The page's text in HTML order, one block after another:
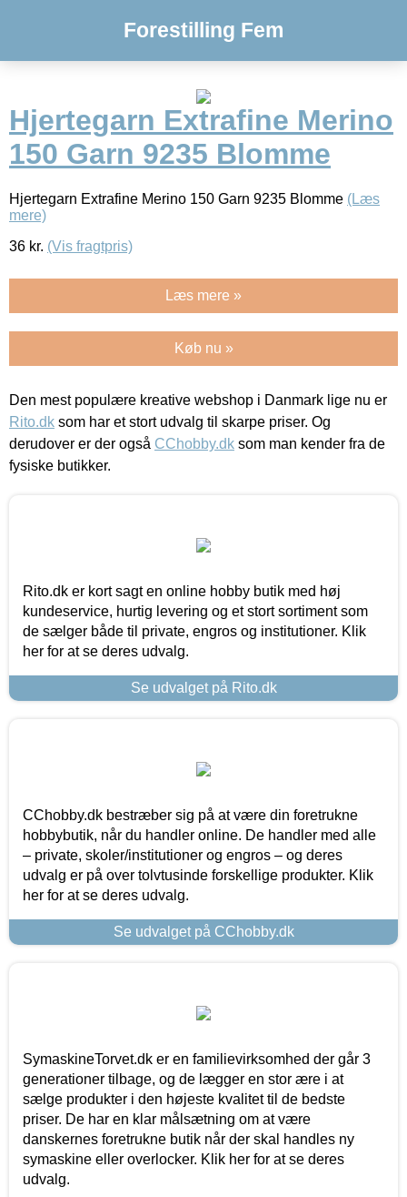
Forestilling Fem
Hjertegarn Extrafine Merino
150 Garn 9235 Blomme
Hjertegarn Extrafine Merino 150 Garn 9235 Blomme (Læs
mere)
36 kr. (Vis fragtpris)
Læs mere »
Køb nu »
Den mest populære kreative webshop i Danmark lige nu er
Rito.dk som har et stort udvalg til skarpe priser. Og
derudover er der også CChobby.dk som man kender fra de
fysiske butikker.
Rito.dk er kort sagt en online hobby butik med høj
kundeservice, hurtig levering og et stort sortiment som
de sælger både til private, engros og institutioner. Klik
her for at se deres udvalg.
Se udvalget på Rito.dk
CChobby.dk bestræber sig på at være din foretrukne
hobbybutik, når du handler online. De handler med alle
– private, skoler/institutioner og engros – og deres
udvalg er på over tolvtusinde forskellige produkter. Klik
her for at se deres udvalg.
Se udvalget på CChobby.dk
SymaskineTorvet.dk er en familievirksomhed der går 3
generationer tilbage, og de lægger en stor ære i at
sælge produkter i den højeste kvalitet til de bedste
priser. De har en klar målsætning om at være
danskernes foretrukne butik når der skal handles ny
symaskine eller overlocker. Klik her for at se deres
udvalg.